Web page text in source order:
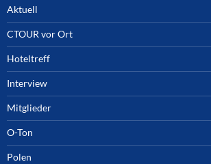
Aktuell
CTOUR vor Ort
Hoteltreff
Interview
Mitglieder
O-Ton
Polen